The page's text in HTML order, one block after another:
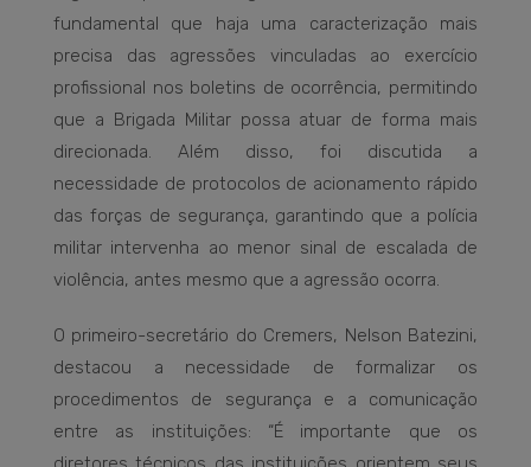
fundamental que haja uma caracterização mais
precisa das agressões vinculadas ao exercício
profissional nos boletins de ocorrência, permitindo
que a Brigada Militar possa atuar de forma mais
direcionada. Além disso, foi discutida a
necessidade de protocolos de acionamento rápido
das forças de segurança, garantindo que a polícia
militar intervenha ao menor sinal de escalada de
violência, antes mesmo que a agressão ocorra.
O primeiro-secretário do Cremers, Nelson Batezini,
destacou a necessidade de formalizar os
procedimentos de segurança e a comunicação
entre as instituições: “É importante que os